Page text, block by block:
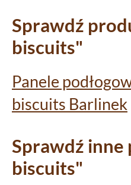
Sprawdź
biscuits"
Panele
biscuits Barlinek
Sprawdź
biscuits"